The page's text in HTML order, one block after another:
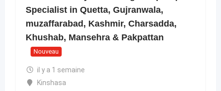
Specialist in Quetta, Gujranwala,
muzaffarabad, Kashmir, Charsadda,
Khushab, Mansehra & Pakpattan
Nouveau
il y a 1 semaine
Kinshasa